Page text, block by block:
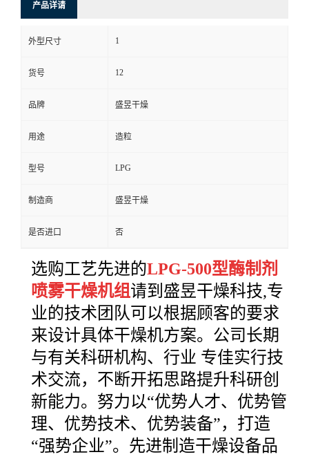
产品详请
外型尺寸 1
货号 12
品牌 盛昱干燥
用途 造粒
型号 LPG
制造商 盛昱干燥
是否进口 否
选购工艺先进的LPG-500型酶制剂
喷雾干燥机组请到盛昱干燥科技,专
业的技术团队可以根据顾客的要求
来设计具体干燥机方案。公司长期
与有关科研机构、行业 专佳实行技
术交流，不断开拓思路提升科研创
新能力。努力以“优势人才、优势管
理、优势技术、优势装备”，打造
“强势企业”。先进制造干燥设备品